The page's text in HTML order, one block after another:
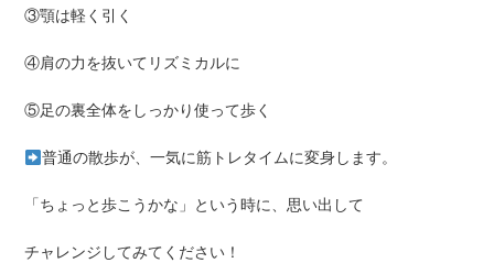
③顎は軽く引く
④肩の力を抜いてリズミカルに
⑤足の裏全体をしっかり使って歩く
普通の散歩が、一気に筋トレタイムに変身します。
「ちょっと歩こうかな」という時に、思い出して
チャレンジしてみてください！